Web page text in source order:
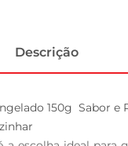
Descrição
150g  Sabor e